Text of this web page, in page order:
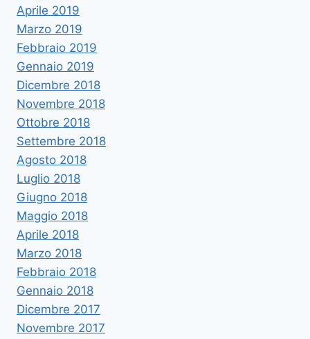
Aprile 2019
Marzo 2019
Febbraio 2019
Gennaio 2019
Dicembre 2018
Novembre 2018
Ottobre 2018
Settembre 2018
Agosto 2018
Luglio 2018
Giugno 2018
Maggio 2018
Aprile 2018
Marzo 2018
Febbraio 2018
Gennaio 2018
Dicembre 2017
Novembre 2017